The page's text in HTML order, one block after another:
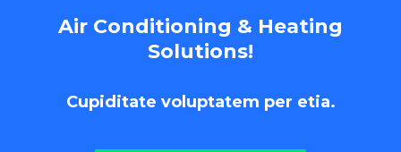
Air Conditioning & Heating
Solutions!
Cupiditate voluptatem per etia.